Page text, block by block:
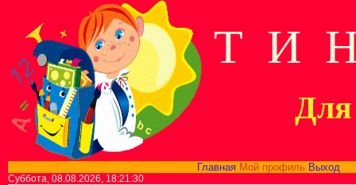
Т И
Для
Главная Мой профиль Выход
Суббота, 08.08.2026, 18:21:30